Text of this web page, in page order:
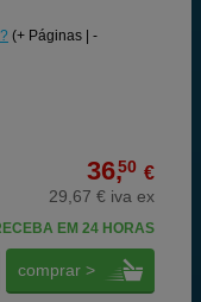
(+ Páginas | -
36,50 €
29,67 € iva ex
EM 24 HORAS
comprar >